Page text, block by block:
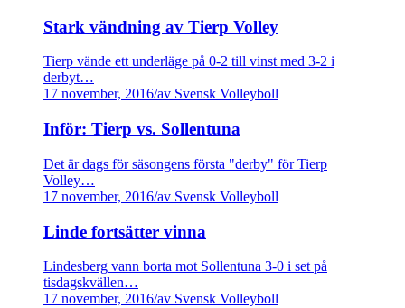
Stark vändning av Tierp Volley
Tierp vände ett underläge på 0-2 till vinst med 3-2 i
derbyt…
17 november, 2016/av Svensk Volleyboll
Inför: Tierp vs. Sollentuna
Det är dags för säsongens första "derby" för Tierp
Volley…
17 november, 2016/av Svensk Volleyboll
Linde fortsätter vinna
Lindesberg vann borta mot Sollentuna 3-0 i set på
tisdagskvällen…
17 november, 2016/av Svensk Volleyboll